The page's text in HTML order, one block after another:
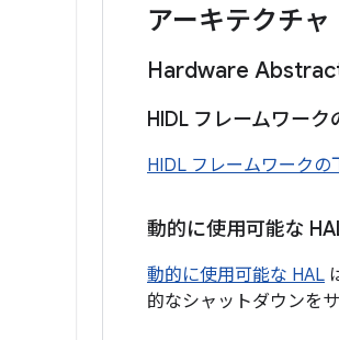
アーキテクチャ
Hardware
HIDL フレームワー
HIDL フレームワークの
動的に使用可能な
動的に使用可能な HAL
的なシャットダウンをサ